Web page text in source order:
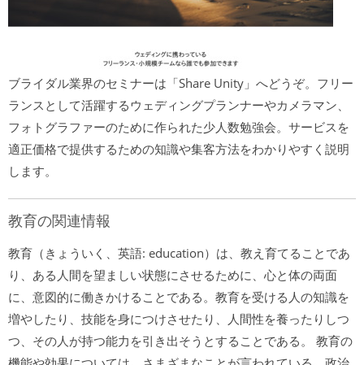
ブライダル業界のセミナーは「Share Unity」へどうぞ。フリー
ランスとして活躍するウェディングプランナーやカメラマン、
フォトグラファーのために作られた少人数勉強会。サービスを
適正価格で提供するための知識や集客方法をわかりやすく説明
します。
教育の関連情報
教育（きょういく、英語: education）は、教え育てることであ
り、ある人間を望ましい状態にさせるために、心と体の両面
に、意図的に働きかけることである。教育を受ける人の知識を
増やしたり、技能を身につけさせたり、人間性を養ったりしつ
つ、その人が持つ能力を引き出そうとすることである。 教育の